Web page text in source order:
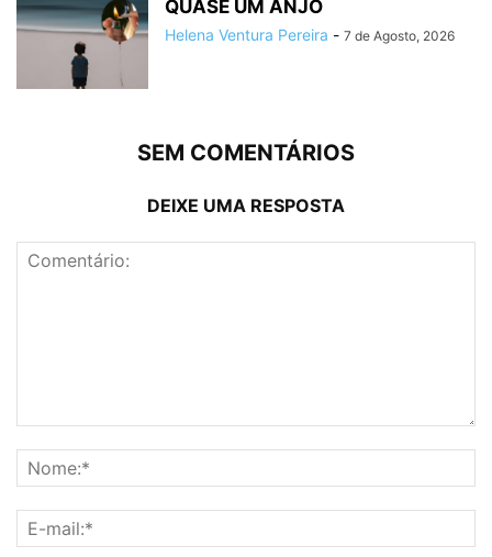
QUASE UM ANJO
Helena Ventura Pereira - 7 de Agosto, 2026
SEM COMENTÁRIOS
DEIXE UMA RESPOSTA